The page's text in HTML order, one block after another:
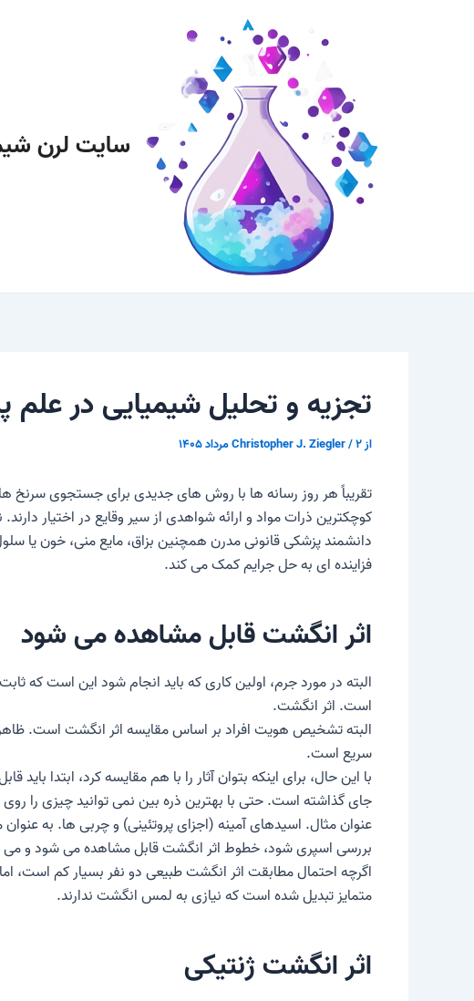
سایت لرن
تجزیه و تحلیل شیمیایی در
از Christopher J. Ziegler/۲ مرداد ۱۴۰۵
تقریباً هر روز رسانه ها با روش های جدیدی برای جستجوی سرنخ
کوچکترین ذرات مواد و ارائه شواهدی از سیر وقایع در اختیار
دانشمند پزشکی قانونی مدرن همچنین بزاق، مایع منی، خون یا
فزاینده ای به حل جرایم کمک می کند.
اثر انگشت قابل مشاهده می شود
البته در مورد جرم، اولین کاری که باید انجام شود این است که
است. اثر انگشت.
البته تشخیص هویت افراد بر اساس مقایسه اثر انگشت است.
سریع است.
با این حال، برای اینکه بتوان آثار را با هم مقایسه کرد، ابتدا
جای گذاشته است. حتی با بهترین ذره بین نمی توانید چیزی را
عنوان مثال. اسیدهای آمینه (اجزای پروتئینی) و چربی ها. به
بررسی اسپری شود، خطوط اثر انگشت قابل مشاهده می شود و می
اگرچه احتمال مطابقت اثر انگشت طبیعی دو نفر بسیار کم است،
متمایز تبدیل شده است که نیازی به لمس انگشت ندارند.
اثر انگشت ژنتیکی